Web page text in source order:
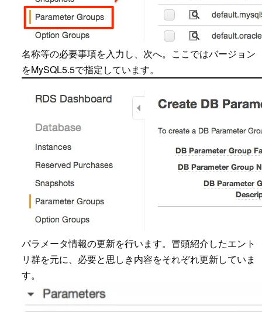
名称等の必要事項を入力し、次へ。ここではバージョン
をMySQL5.5で指定しています。
パラメータ情報の更新を行います。冒頭紹介したエント
リ群を元に、必要と思しき内容をそれぞれ更新していま
す。